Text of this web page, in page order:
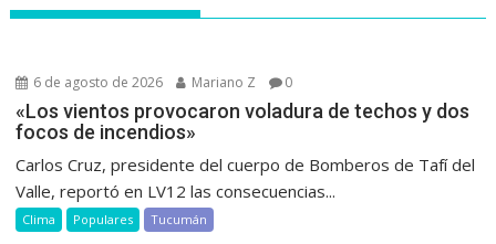
6 de agosto de 2026 Mariano Z 0
«Los vientos provocaron voladura de techos y dos
focos de incendios»
Carlos Cruz, presidente del cuerpo de Bomberos de Tafí del
Valle, reportó en LV12 las consecuencias...
Clima Populares Tucumán